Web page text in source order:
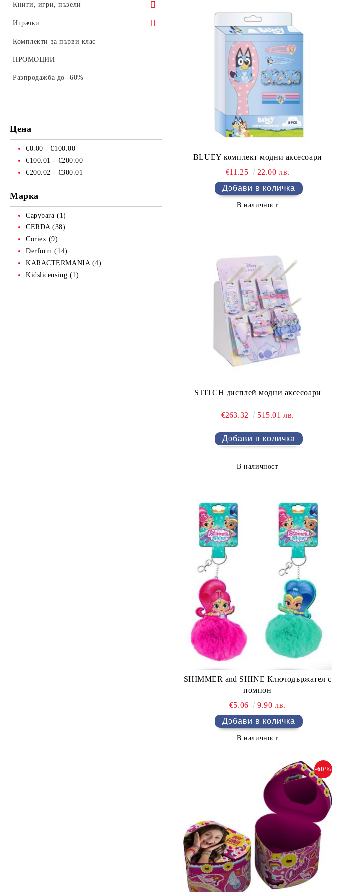
Продукти от хартия
Книги, игри, пъзели
Книжки за оцветяване
Учебни помагала
Игри
Пъзели
Играчки
Плюшени играчки
Конструктори и мозайки
Летни играчки
Комплекти за първи клас
ПРОМОЦИИ
Разпродажба до -60%
Цена
€0.00 - €100.00
€100.01 - €200.00
€200.02 - €300.01
Марка
Capybara (1)
CERDA (38)
Coriex (9)
Derform (14)
KARACTERMANIA (4)
Kidslicensing (1)
BLUEY комплект модни аксесоари
€11.25
22.00 лв.
В наличност
STITCH дисплей модни аксесоари
€263.32 515.01 лв.
В наличност
SHIMMER and SHINE Ключодържател с
помпон
€5.06
9.90 лв.
В наличност
-60%